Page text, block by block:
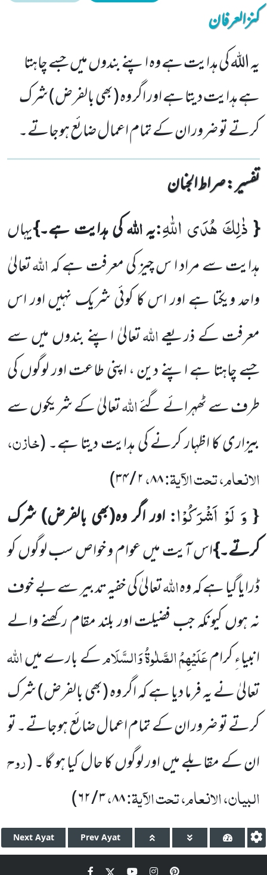
کنزالعرفان
یہ اللہ کی ہدایت ہے وہ اپنے بندوں میں جسے چاہتا
ہے ہدایت دیتا ہے اور اگر وہ (بھی بالفرض) شرک
کرتے تو ضرور ان کے تمام اعمال ضائع ہوجاتے۔
تفسیر : ‎صراط الجنان
{ذٰلِكَ هُدَى اللّٰهِ:یہاللہکی ہدایت ہے۔}یہاں
ہدایت سے مراد ا س چیز کی معرفت ہے کہاللہتعالیٰ
واحد ویکتا ہے اور اس کا کوئی شریک نہیں اور اس
معرفت کے ذریعےاللہتعالیٰ اپنے بندوں میں سے
جسے چاہتا ہے اپنے دین ، اپنی طاعت اور لوگوں کی
طرف سے ٹھہرائے گئےاللہتعالیٰ کے شریکوں سے
بیزاری کا اظہار کرنے کی ہدایت دیتا ہے۔ (خازن،
الانعام، تحت الآیۃ:۸۸،۲ / ۳۴)
{وَ لَوْ اَشْرَكُوْا:اور اگر وہ(بھی بالفرض) شرک
کرتے۔}اس آیت میں عوام و خواص سب لوگوں کو
ڈرایا گیا ہے کہ وہاللہتعالیٰ کی خفیہ تدبیر سے بے خوف
نہ ہوں کیونکہ جب فضیلت اور بلند مقام رکھنے والے
انبیاءِ کرامعَلَیْہِمُ الصَّلٰوۃُ وَالسَّلَامکے بارے میںاللہ
تعالیٰ نے یہ فرما دیا ہے کہ اگر وہ (بھی بالفرض) شرک
کرتے تو ضرور ان کے تمام اعمال ضائع ہوجاتے۔ تو
ان کے مقابلے میں اور لوگوں کا حال کیا ہو گا ۔ (روح
البیان، الانعام، تحت الآیۃ:۸۸،۳ / ۶۲)
Next Ayat Prev Ayat